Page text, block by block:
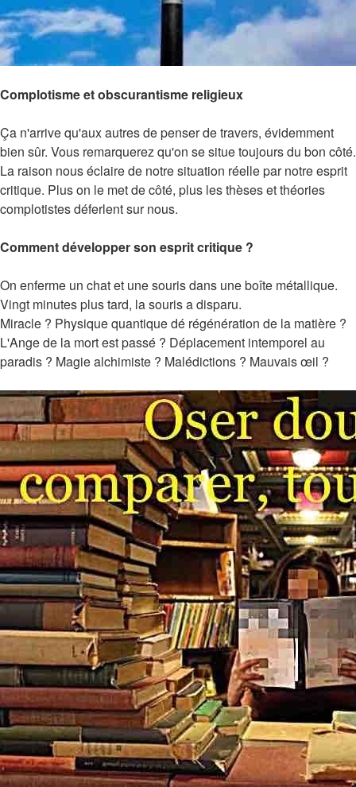
Complotisme et obscurantisme religieux
Ça n'arrive qu'aux autres de penser de travers, évidemment
bien sûr. Vous remarquerez qu'on se situe toujours du bon côté.
La raison nous éclaire de notre situation réelle par notre esprit
critique. Plus on le met de côté, plus les thèses et théories
complotistes déferlent sur nous.
Comment développer son esprit critique ?
On enferme un chat et une souris dans une boîte métallique.
Vingt minutes plus tard, la souris a disparu.
Miracle ? Physique quantique dé régénération de la matière ?
L'Ange de la mort est passé ? Déplacement intemporel au
paradis ? Magie alchimiste ? Malédictions ? Mauvais œil ?